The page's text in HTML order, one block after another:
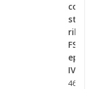
con
stanti
FS,
ep
IV.
46,90 €